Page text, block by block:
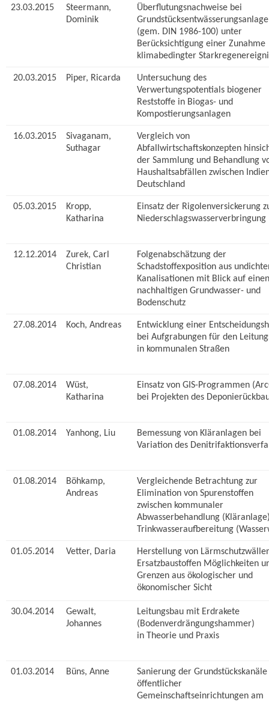
23.03.2015
Steermann,
Dominik
Überflutungsnachweise bei
(gem. DIN 1986-100) unter
Berücksichtigung einer Zunahme
klimabedingter
20.03.2015 Piper, Ricarda
Untersuchung des
Verwertungspotentials biogener
Reststoffe in Biogas- und
Kompostierungsanlagen
16.03.2015
Sivaganam,
Suthagar
Vergleich von
Abfallwirtschaftskonzepten
der Sammlung und Behandlung
Haushaltsabfällen zwischen
Deutschland
05.03.2015
Kropp,
Katharina
Einsatz der Rigolenversickerung
Niederschlagswasserverbringung
12.12.2014
Zurek, Carl
Christian
Folgenabschätzung der
Schadstoffexposition aus
Kanalisationen mit Blick auf einen
nachhaltigen Grundwasser- und
Bodenschutz
27.08.2014 Koch, Andreas
Entwicklung einer
bei Aufgrabungen für den
in kommunalen Straßen
07.08.2014
Wüst,
Katharina
Einsatz von GIS-Programmen
bei Projekten des
01.08.2014 Yanhong, Liu
Bemessung von Kläranlagen bei
Variation des
01.08.2014
Böhkamp,
Andreas
Vergleichende Betrachtung zur
Elimination von Spurenstoffen
zwischen kommunaler
Abwasserbehandlung
Trinkwasseraufbereitung
01.05.2014 Vetter, Daria
Herstellung von
Ersatzbaustoffen Möglichkeiten
Grenzen aus ökologischer und
ökonomischer Sicht
30.04.2014
Gewalt,
Johannes
Leitungsbau mit Erdrakete
(Bodenverdrängungshammer)
in Theorie und Praxis
01.03.2014 Büns, Anne
Sanierung der Grundstückskanäle
öffentlicher
Gemeinschaftseinrichtungen am